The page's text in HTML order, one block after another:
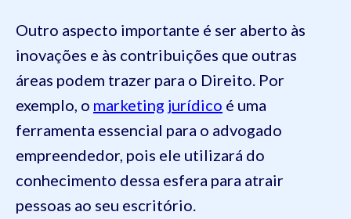
Outro aspecto importante é ser aberto às
inovações e às contribuições que outras
áreas podem trazer para o Direito. Por
exemplo, o marketing jurídico é uma
ferramenta essencial para o advogado
empreendedor, pois ele utilizará do
conhecimento dessa esfera para atrair
pessoas ao seu escritório.